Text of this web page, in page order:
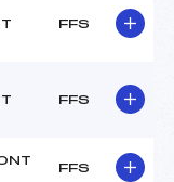
FFS
FFS
FFS